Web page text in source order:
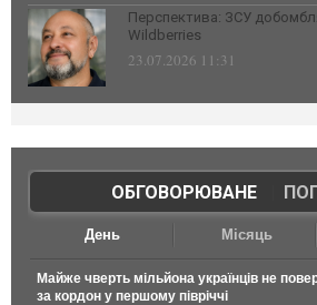
Перспектива: ЗСУ
Wildberries
23.07.2026 11:31
ОБГОВОРЮВАНЕ|
День Місяць
Майже чверть мільйона українців не
за кордон у першому півріччі